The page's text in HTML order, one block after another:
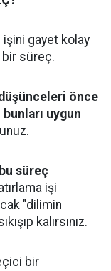
gayet kolay
bir süreç.
önce
uygun
süreç
işi
"dilimin
kalırsınız.
bir